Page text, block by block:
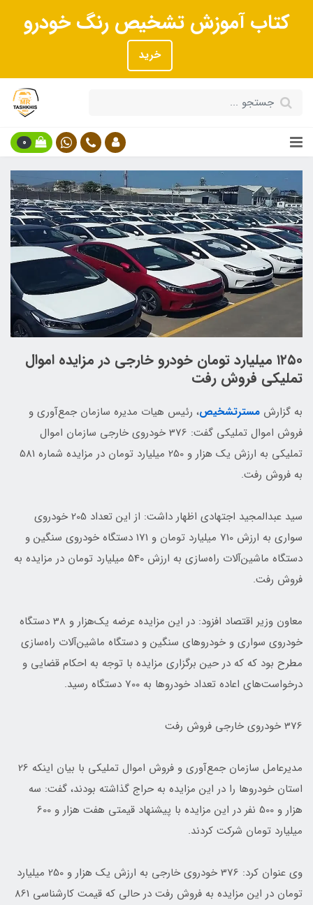
کتاب آموزش تشخیص رنگ خودرو
خرید
0
۱۲۵۰ میلیارد تومان خودرو خارجی در مزایده اموال
تملیکی فروش رفت
به گزارش مسترتشخیص، رئیس هیات مدیره سازمان جمع‌آوری و
فروش اموال تملیکی گفت: 376 خودروی خارجی سازمان اموال
تملیکی به ارزش یک هزار و 250 میلیارد تومان در مزایده شماره 581
به فروش رفت.
سید عبدالمجید اجتهادی اظهار داشت: از این تعداد 205 خودروی
سواری به ارزش 710 میلیارد تومان و 171 دستگاه خودروی سنگین و
دستگاه ماشین‌آلات راه‌سازی به ارزش 540 میلیارد تومان در مزایده به
فروش رفت.
معاون وزیر اقتصاد افزود: در این مزایده عرضه یک‌هزار و 38 دستگاه
خودروی سواری و خودروهای سنگین و دستگاه ماشین‌آلات راه‌سازی
مطرح بود که که در حین برگزاری مزایده با توجه به احکام قضایی و
درخواست‌های اعاده تعداد خودروها به 700 دستگاه رسید.
376 خودروی خارجی فروش رفت
مدیرعامل سازمان جمع‌آوری و فروش اموال تملیکی با بیان اینکه 26
استان خودروها را در این مزایده به حراج گذاشته بودند، گفت: سه
هزار و 500 نفر در این مزایده با پیشنهاد قیمتی هفت هزار و 600
میلیارد تومان شرکت کردند.
وی عنوان کرد: 376 خودروی خارجی به ارزش یک هزار و 250 میلیارد
تومان در این مزایده به فروش رفت در حالی که قیمت کارشناسی 861